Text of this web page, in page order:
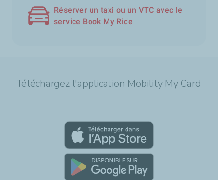
Réserver un taxi ou un VTC avec le
service Book My Ride
Téléchargez l'application Mobility My Card